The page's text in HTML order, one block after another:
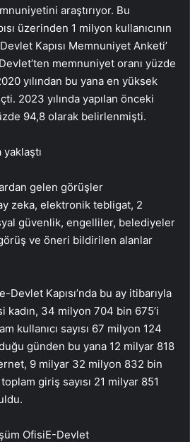
araştırıyor. Bu
üzerinden 1 milyon kullanıcının
Devlet Kapısı Memnuniyet Anketi’
memnuniyet oranı yüzde
yılından bu yana en yüksek
2023 yılında yapılan önceki
94,8 olarak belirlenmişti.
yaklaştı
gelen görüşler
zeka, elektronik tebligat, 2
güvenlik, engelliler, belediyeler
ve öneri bildirilen alanlar
Kapısı’nda bu ay itibarıyla
kadın, 34 milyon 704 bin 675’i
kullanıcı sayısı 67 milyon 124
günden bu yana 12 milyar 818
9 milyar 32 milyon 832 bin
giriş sayısı 21 milyar 851
OfisiE-Devlet